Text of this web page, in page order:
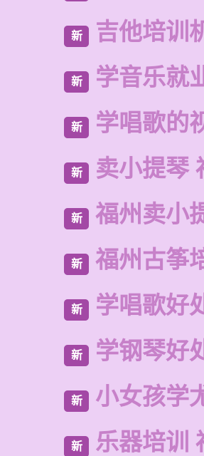
新 吉他培训
新 学音乐就
新 学唱歌的
新 卖小提琴
新 福州卖小
新 福州古筝
新 学唱歌好
新 学钢琴好
新 小女孩学
新 乐器培训